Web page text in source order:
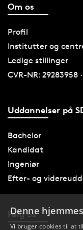
Om os
Profil
Institutter og
Ledige stillinger
CVR-NR: 29283958
Uddannelser på
Bachelor
Kandidat
Ingeniør
Efter- og
Følg os
Denne
Vi bruger cookies til at